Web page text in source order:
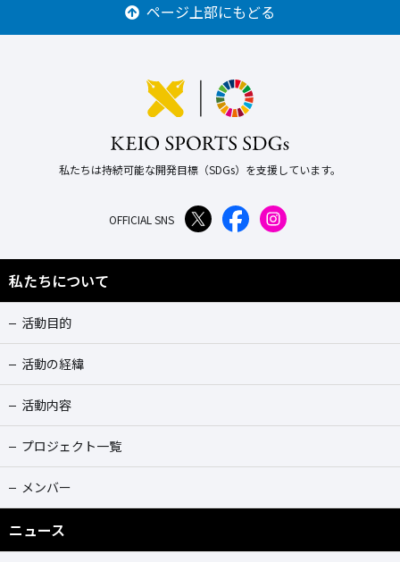
ページ上部にもどる
私たちは持続可能な開発目標（SDGs）を支援しています。
OFFICIAL SNS
私たちについて
活動目的
活動の経緯
活動内容
プロジェクト一覧
メンバー
ニュース